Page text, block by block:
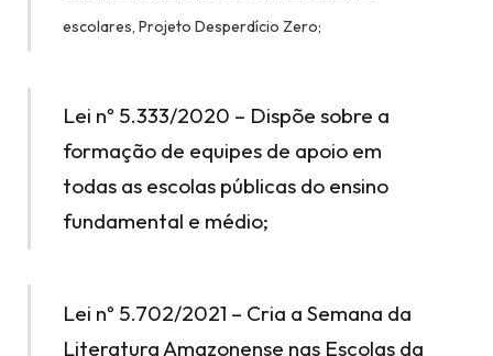
escolares, Projeto Desperdício Zero;
Lei nº 5.333/2020 – Dispõe sobre a
formação de equipes de apoio em
todas as escolas públicas do ensino
fundamental e médio;
Lei nº 5.702/2021 – Cria a Semana da
Literatura Amazonense nas Escolas da